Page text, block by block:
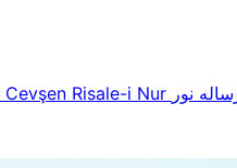
Cevşen Risale-i Nur